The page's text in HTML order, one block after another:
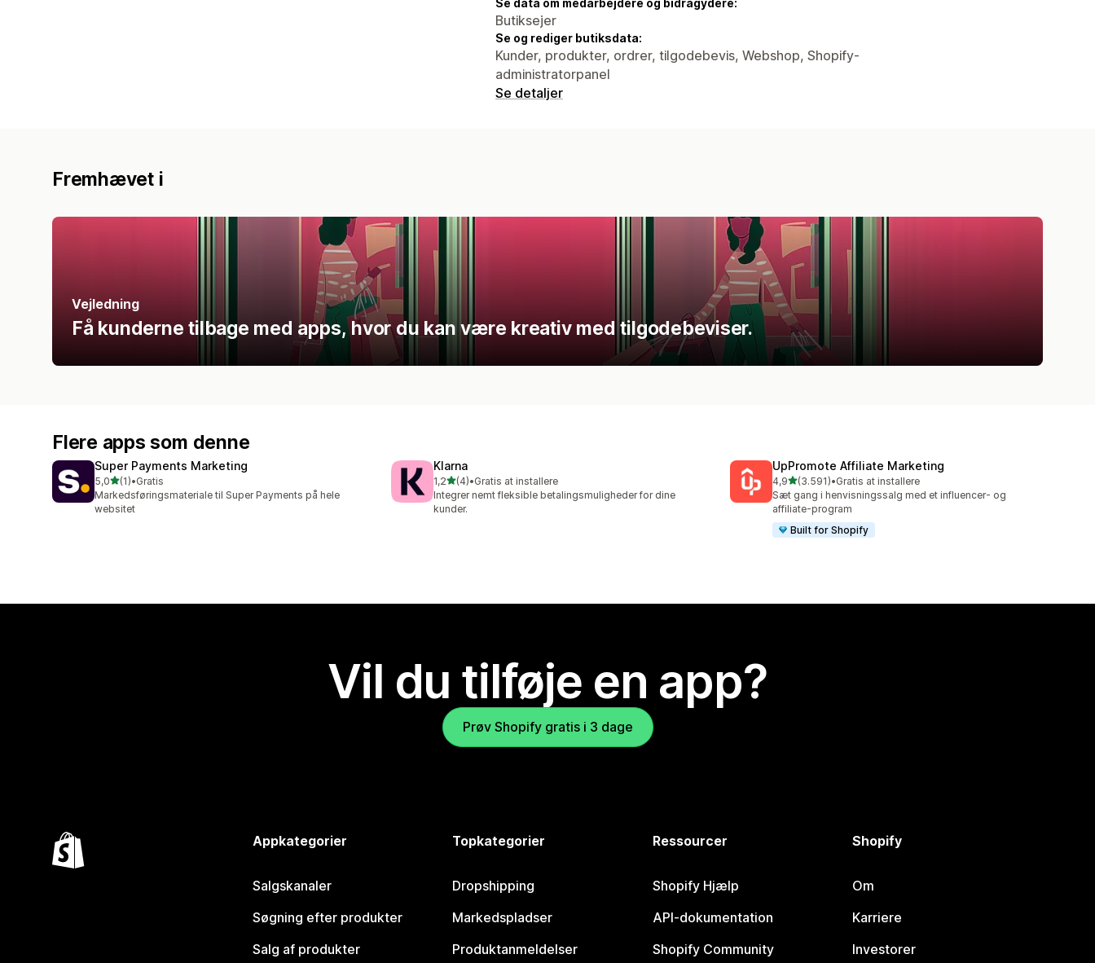
Butiksejer
Se og rediger butiksdata:
Kunder, produkter, ordrer, tilgodebevis, Webshop, Shopify-
administratorpanel
Se detaljer
Fremhævet i
Vejledning
Få kunderne tilbage med apps, hvor du kan være kreativ med tilgodebeviser.
Flere apps som denne
Super Payments Marketing
5,0ud af 5 stjerner
(1)
1 anmeldelser i alt
•Gratis
Markedsføringsmateriale til Super Payments på hele
websitet
Klarna
1,2ud af 5 stjerner
(4)
4 anmeldelser i alt
•Gratis at installere
Integrer nemt fleksible betalingsmuligheder for dine
kunder.
UpPromote Affiliate Marketing
4,9ud af 5 stjerner
(3.591)
3591 anmeldelser i alt
•Gratis at installere
Sæt gang i henvisningssalg med et influencer- og
affiliate-program
Built for Shopify
Vil du tilføje en app?
Prøv Shopify gratis i 3 dage
Appkategorier
Salgskanaler
Søgning efter produkter
Salg af produkter
Topkategorier
Dropshipping
Markedspladser
Produktanmeldelser
Ressourcer
Shopify Hjælp
API-dokumentation
Shopify Community
Shopify
Om
Karriere
Investorer